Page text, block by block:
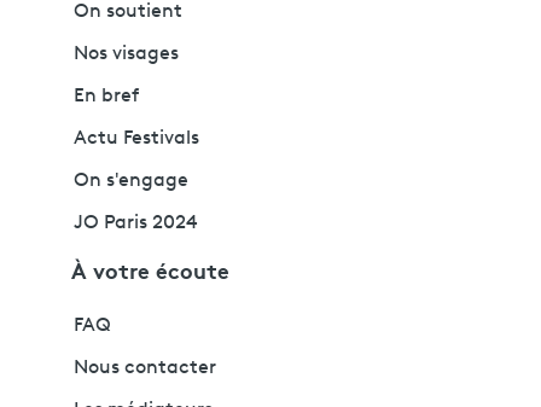
On soutient
Nos visages
En bref
Actu Festivals
On s'engage
JO Paris 2024
À votre écoute
FAQ
Nous contacter